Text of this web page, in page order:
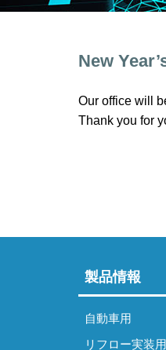
New
Our office will
Thank you for
製品情報
自動車用
リフロー実装用